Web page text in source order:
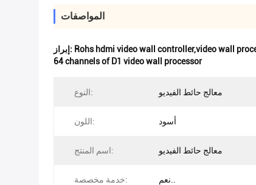
المواصفات
إبراز: Rohs hdmi video wall controller,video wall
64 channels of D1 video wall processor
النوع: معالج حائط الفيديو
اللون: أسود
اسم المنتج: معالج حائط الفيديو
خدمة مخصصة: نعم..